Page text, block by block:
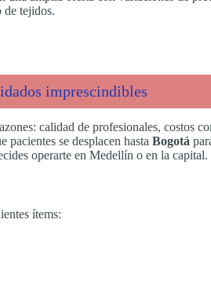
de tejidos.
imprescindibles
calidad de profesionales, costos
pacientes se desplacen hasta Bogotá
operarte en Medellín o en la capital.
ítems: